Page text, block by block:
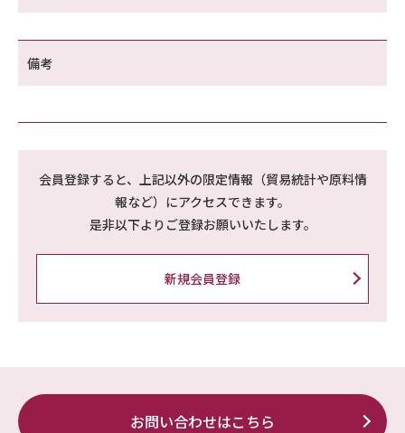
備考
会員登録すると、上記以外の限定情報（貿易統計や原料情
報など）にアクセスできます。
是非以下よりご登録お願いいたします。
新規会員登録
お問い合わせはこちら